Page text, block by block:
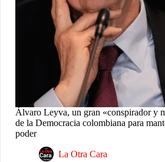
Álvaro Leyva, un gran «conspirador y
de la Democracia colombiana para
poder
La Otra Cara